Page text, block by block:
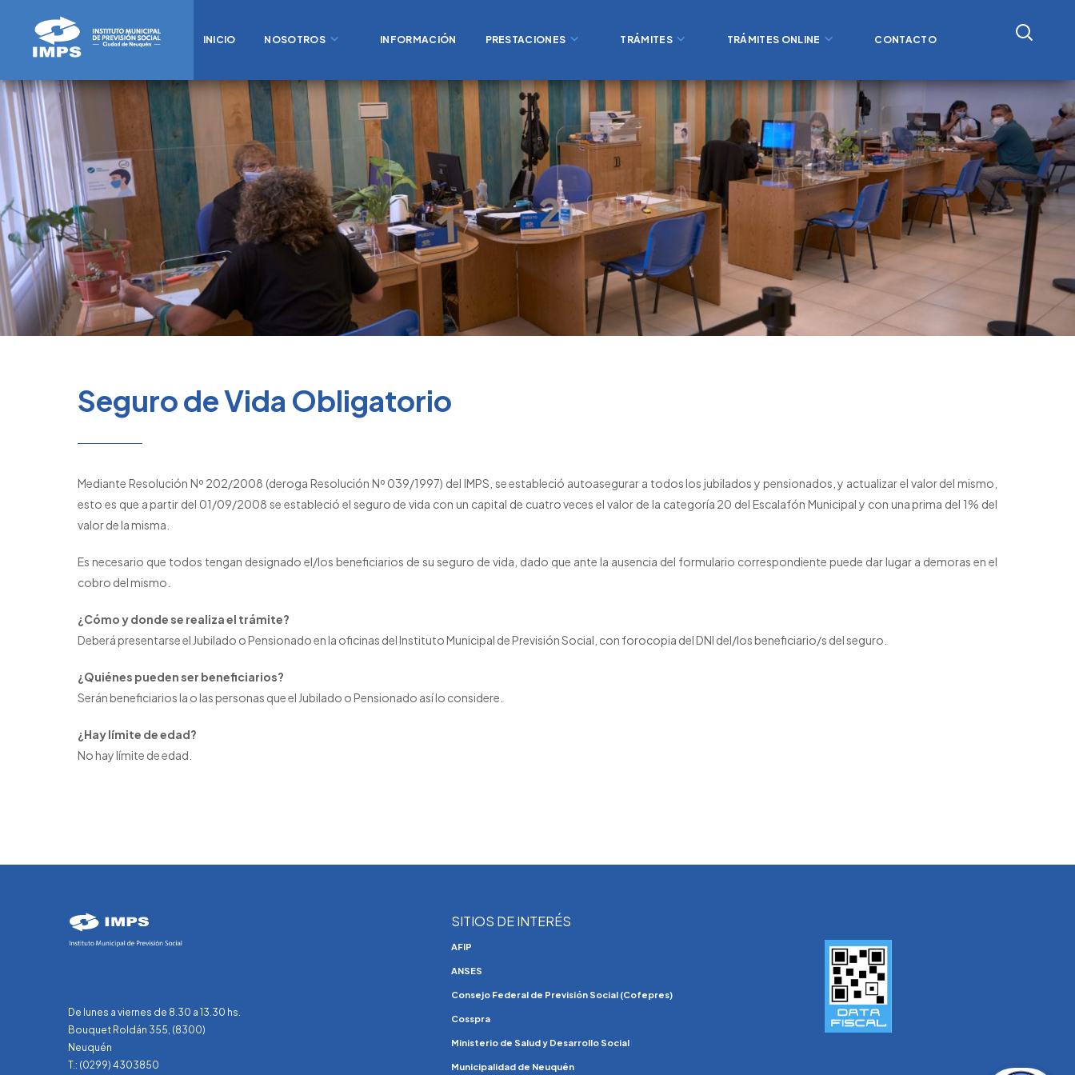
INICIO NOSOTROS INFORMACIÓN PRESTACIONES TRÁMITES TRÁMITES ONLINE CONTACTO
Seguro de Vida Obligatorio
Mediante Resolución Nº 202/2008 (deroga Resolución Nº 039/1997) del IMPS, se estableció autoasegurar a todos los jubilados y pensionados, y actualizar el valor del mismo,
esto es que a partir del 01/09/2008 se estableció el seguro de vida con un capital de cuatro veces el valor de la categoría 20 del Escalafón Municipal y con una prima del 1% del
valor de la misma.
Es necesario que todos tengan designado el/los beneficiarios de su seguro de vida, dado que ante la ausencia del formulario correspondiente puede dar lugar a demoras en el
cobro del mismo.
¿Cómo y donde se realiza el trámite?
Deberá presentarse el Jubilado o Pensionado en la oficinas del Instituto Municipal de Previsión Social, con forocopia del DNI del/los beneficiario/s del seguro.
¿Quiénes pueden ser beneficiarios?
Serán beneficiarios la o las personas que el Jubilado o Pensionado así lo considere.
¿Hay límite de edad?
No hay límite de edad.
De lunes a viernes de 8.30 a 13.30 hs.
Bouquet Roldán 355, (8300)
Neuquén
T.: (0299) 4303850
SITIOS DE INTERÉS
AFIP
ANSES
Consejo Federal de Previsión Social (Cofepres)
Cosspra
Ministerio de Salud y Desarrollo Social
Municipalidad de Neuquén